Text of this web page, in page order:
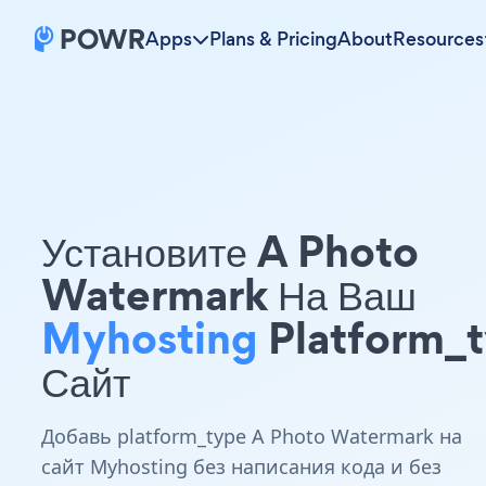
Apps Plans & PricingAboutResources
Установите A Photo
Watermark На Ваш
Myhosting
Сайт
Добавь platform_type A Photo Watermark на
сайт Myhosting без написания кода и без